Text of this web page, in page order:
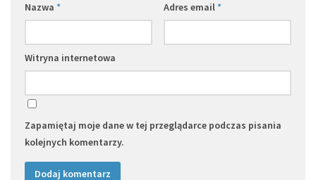
Nazwa * Adres email*
Witryna internetowa
Zapamiętaj moje dane w tej przeglądarce podczas pisania
kolejnych komentarzy.